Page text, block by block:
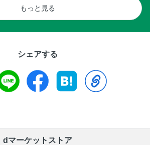
もっと見る
シェアする
dマーケットストア